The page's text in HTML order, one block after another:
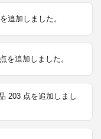
追加しました。
を追加しました。
203 点を追加しまし